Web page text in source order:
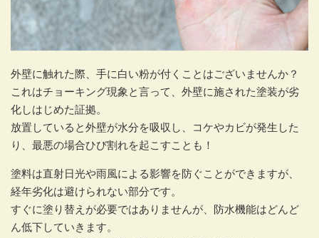
外壁に触れた際、手に白い粉が付くことはございませんか？
これはチョーキング現象と言って、外壁に施された塗装が劣
化しはじめた証拠。
放置していると外壁が水分を吸収し、コケやカビが発生した
り、最悪の場合ひび割れを起こすことも！
塗料は直射日光や雨風による影響を防ぐことができますが、
経年劣化は避けられない部分です。
すぐに塗り替えが必要ではありませんが、防水機能はどんど
ん低下していきます。